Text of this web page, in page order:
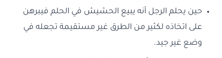
حين يحلم الرجل أنه يبيع الحشيش في الحلم فيبرهن
على اتخاذه لكثير من الطرق غير مستقيمة تجعله في
وضع غير جيد.